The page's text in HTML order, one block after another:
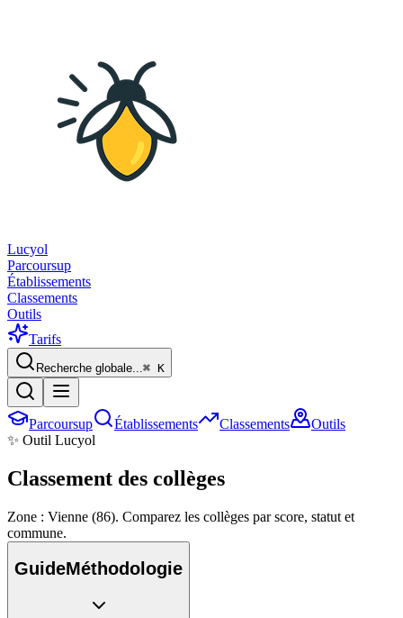
Lucyol
Parcoursup
Établissements
Classements
Outils
Tarifs
Recherche globale...⌘ K
Parcoursup Établissements Classements
Outils
✨ Outil Lucyol
Classement des collèges
Zone : Vienne (86). Comparez les collèges par score, statut et
commune.
GuideMéthodologie